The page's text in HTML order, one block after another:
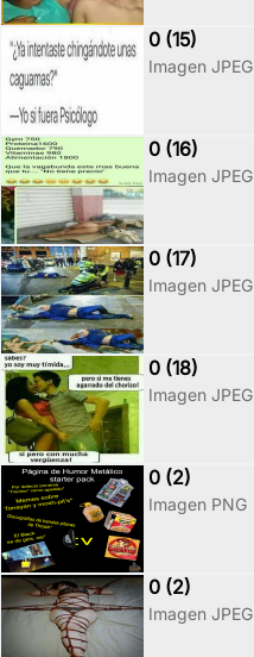
0 (15)
Imagen JPEG
0 (16)
Imagen JPEG
0 (17)
Imagen JPEG
0 (18)
Imagen JPEG
0 (2)
Imagen PNG
0 (2)
Imagen JPEG